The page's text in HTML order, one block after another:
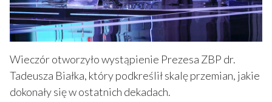
Wieczór otworzyło wystąpienie Prezesa ZBP dr.
Tadeusza Białka, który podkreślił skalę przemian, jakie
dokonały się w ostatnich dekadach.